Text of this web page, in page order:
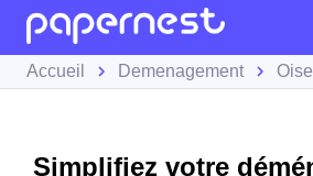
Accueil Demenagement Oise